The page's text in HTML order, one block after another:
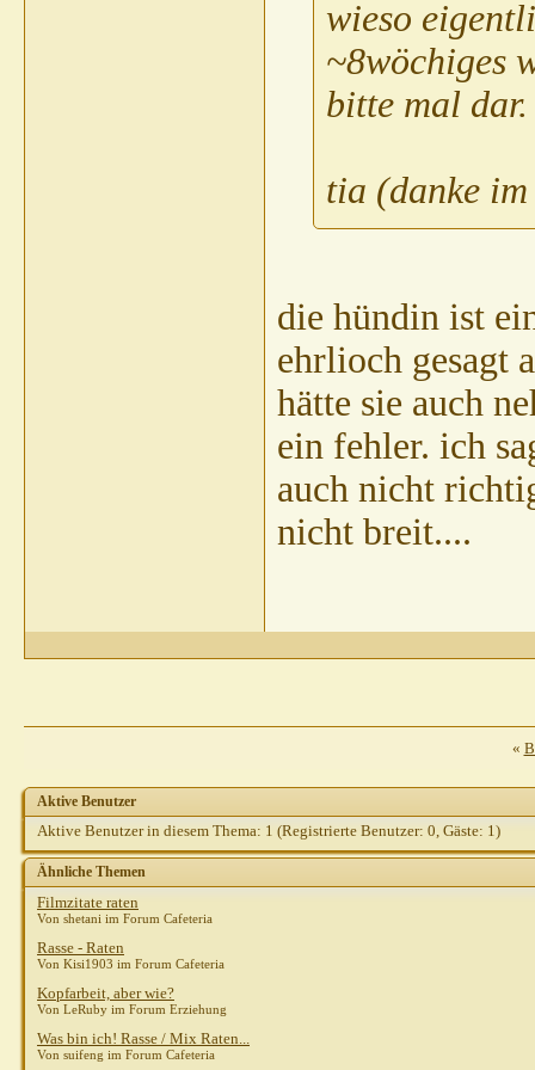
spechtiAW: RR
shirotora
Gast
Gast
Thomas
AW:
atigrada
Gast
wieso
~8wöchiges
bitte mal dar.
tia (danke
die hündin ist
ehrlioch gesagt
hätte sie auch
ein fehler. ich
auch nicht
nicht breit....
«
Aktive Benutzer
Aktive Benutzer in diesem Thema: 1 (Registrierte Benutzer: 0, Gäste: 1)
Ähnliche Themen
Filmzitate raten
Von shetani im Forum Cafeteria
Rasse - Raten
Von Kisi1903 im Forum Cafeteria
Kopfarbeit, aber wie?
Von LeRuby im Forum Erziehung
Was bin ich! Rasse / Mix Raten...
Von suifeng im Forum Cafeteria